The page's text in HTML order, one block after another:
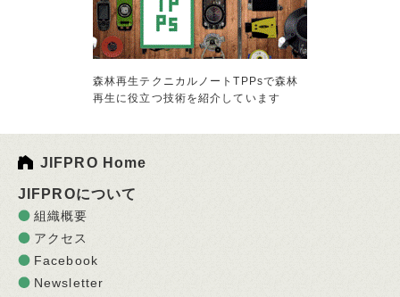
森林再生テクニカルノートTPPsで森林
再生に役立つ技術を紹介しています
JIFPRO Home
JIFPROについて
組織概要
アクセス
Facebook
Newsletter